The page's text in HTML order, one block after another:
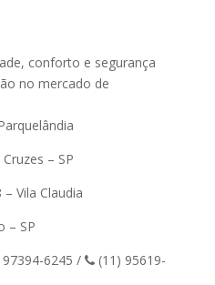
conforto e segurança
no mercado de
– SP
Vila Claudia
– SP
6245 /
(11) 95619-